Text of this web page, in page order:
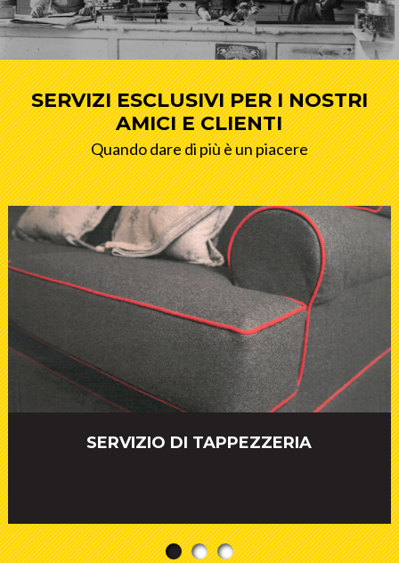
SERVIZI ESCLUSIVI PER I NOSTRI
AMICI E CLIENTI
Quando dare di più è un piacere
SERVIZIO DI TAPPEZZERIA